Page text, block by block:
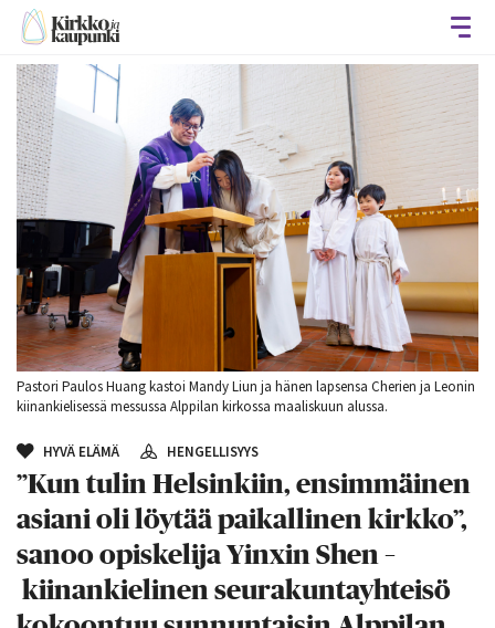
Pastori Paulos Huang kastoi Mandy Liun ja hänen lapsensa Cherien ja Leonin
kiinankielisessä messussa Alppilan kirkossa maaliskuun alussa.
HYVÄ ELÄMÄ HENGELLISYYS
”Kun tulin Helsinkiin, ensimmäinen
asiani oli löytää paikallinen kirkko”,
sanoo opiskelija Yinxin Shen –
kiinankielinen seurakuntayhteisö